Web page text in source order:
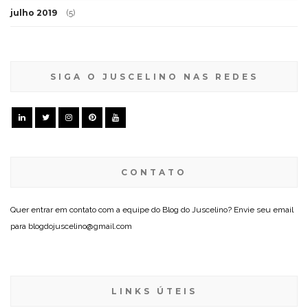
julho 2019 (5)
SIGA O JUSCELINO NAS REDES
CONTATO
Quer entrar em contato com a equipe do Blog do Juscelino? Envie seu email
para blogdojuscelino@gmail.com
LINKS ÚTEIS